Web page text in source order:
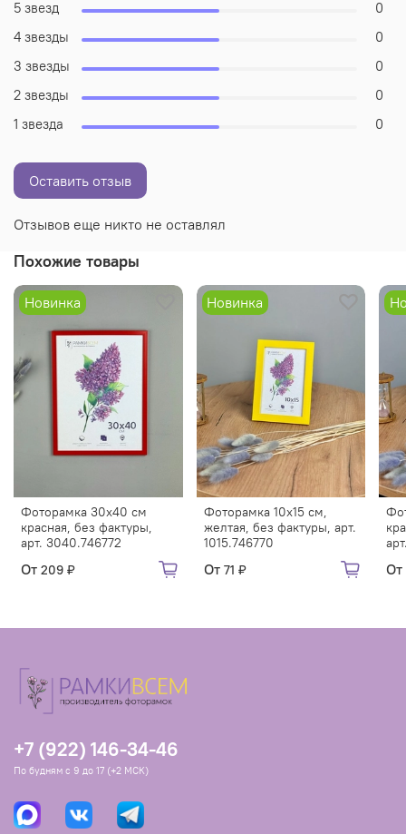
Отзывов еще никто не оставлял
5 звезд
0
4 звезды
0
3 звезды
0
2 звезды
0
1 звезда
0
Оставить отзыв
Похожие товары
Новинка
Фоторамка 30х40 см
красная, без фактуры,
арт. 3040.746772
От 209 ₽
Новинка
Фоторамка 10х15 см,
желтая, без фактуры, арт.
1015.746770
От 71 ₽ От
+7 (922) 146-34-46
По будням с 9 до 17 (+2 МСК)